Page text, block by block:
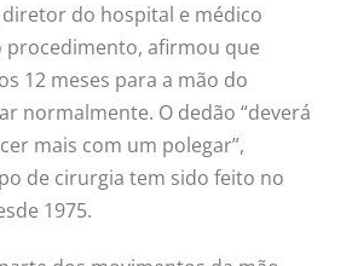
diretor do hospital e médico
procedimento, afirmou que
12 meses para a mão do
normalmente. O dedão “deverá
mais com um polegar”,
de cirurgia tem sido feito no
1975.